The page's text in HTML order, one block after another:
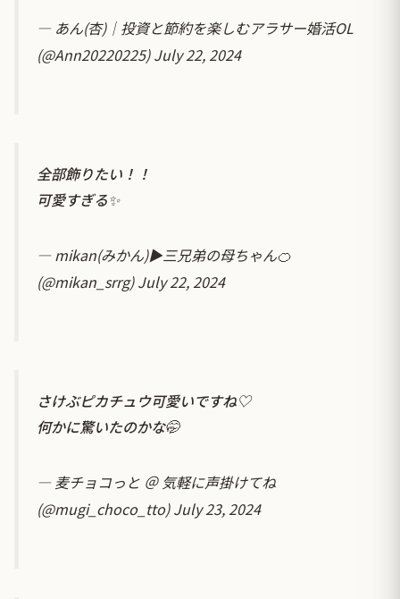
— あん(杏)｜投資と節約を楽しむアラサー婚活OL
(@Ann20220225)July 22, 2024
全部飾りたい！！
可愛すぎる✨
— mikan(みかん)▶︎三兄弟の母ちゃん🍊
(@mikan_srrg)July 22, 2024
さけぶピカチュウ可愛いですね♡
何かに驚いたのかな🤭
— 麦チョコっと ＠ 気軽に声掛けてね
(@mugi_choco_tto)July 23, 2024